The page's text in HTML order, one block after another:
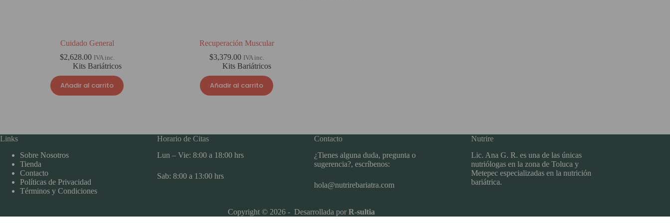
Cuidado General
$2,628.00 IVA inc.
Kits Bariátricos
Añadir al carrito
Recuperación Muscular
$3,379.00 IVA inc.
Kits Bariátricos
Añadir al carrito
Links
Sobre Nosotros
Tienda
Contacto
Políticas de Privacidad
Términos y Condiciones
Horario de Citas
Lun – Vie: 8:00 a 18:00 hrs
Sab: 8:00 a 13:00 hrs
Contacto
¿Tienes alguna duda, pregunta o
sugerencia?, escríbenos:
hola@nutrirebariatra.com
Nutrire
Lic. Ana G. R. es una de las únicas
nutriólogas en la zona de Toluca y
Metepec especializadas en la nutrición
bariátrica.
Copyright © 2026 - Desarrollada porR-sultia